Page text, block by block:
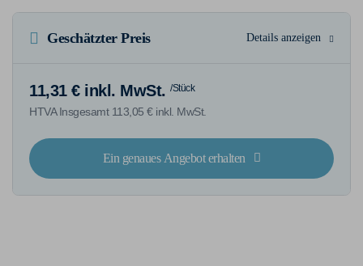
Geschätzter Preis Details anzeigen
11,31 € inkl. MwSt. /Stück
HTVA Insgesamt 113,05 € inkl. MwSt.
Ein genaues Angebot erhalten